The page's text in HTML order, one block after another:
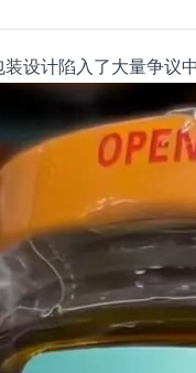
设计陷入了大量争议中